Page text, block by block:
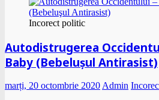
Incorect politic
Autodistrugerea
Baby (Bebeluşul Antirasist)
marți, 20 octombrie 2020Admin